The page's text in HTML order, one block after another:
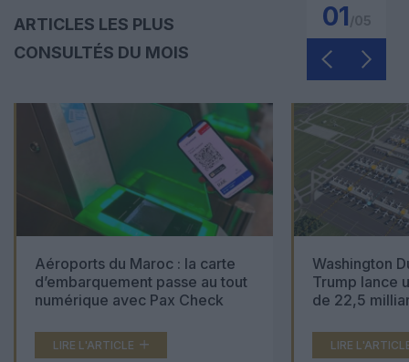
ARTICLES LES PLUS
CONSULTÉS DU MOIS
01
Aéroports du Maroc : la carte
d’embarquement passe au tout
numérique avec Pax Check
LIRE L'ARTICLE
Washington
Trump lance
de 22,5
LIRE